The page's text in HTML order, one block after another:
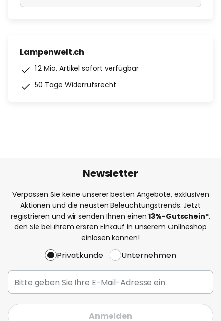
Lampenwelt.ch
1.2 Mio. Artikel sofort verfügbar
50 Tage Widerrufsrecht
Newsletter
Verpassen Sie keine unserer besten Angebote, exklusiven
Aktionen und die neusten Beleuchtungstrends. Jetzt
registrieren und wir senden Ihnen einen 13%-Gutschein*,
den Sie bei Ihrem ersten Einkauf in unserem Onlineshop
einlösen können!
Privatkunde Unternehmen
Anmelden